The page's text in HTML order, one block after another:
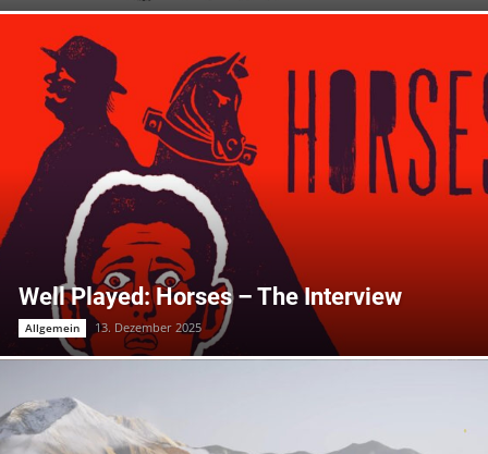
Well Played: Horses – The Interview
Allgemein 13. Dezember 2025